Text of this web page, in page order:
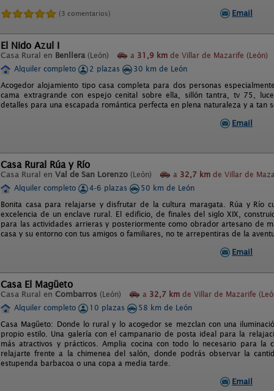
(3 comentarios) Email
El Nido Azul I
Casa Rural en Benllera (León) a 31,9 km de Villar de Mazarife (León)
Alquiler completo
2 plazas
30 km de León
Acogedor alojamiento tipo casa completa para dos personas
cama extragrande con espejo cenital sobre ella, sillón tantra, tv 75,
detalles para una escapada romántica perfecta en plena naturaleza y a tan
Email
Casa Rural Rúa y Río
Casa Rural en Val de San Lorenzo (León) a 32,7 km de Villar de
Alquiler completo
4-6 plazas
50 km de León
Bonita casa para relajarse y disfrutar de la cultura maragata. Rúa y Río
excelencia de un enclave rural. El edificio, de finales del siglo XIX,
para las actividades arrieras y posteriormente como obrador artesano de
casa y su entorno con tus amigos o familiares, no te arrepentiras de la
Email
Casa El Magüeto
Casa Rural en Combarros (León) a 32,7 km de Villar de Mazarife
Alquiler completo
10 plazas
58 km de León
Casa Magüeto: Donde lo rural y lo acogedor se mezclan con una
propio estilo. Una galería con el campanario de posta ideal para la
más atractivos y prácticos. Amplia cocina con todo lo necesario para
relajarte frente a la chimenea del salón, donde podrás observar la
estupenda barbacoa o una copa a media tarde.
Email